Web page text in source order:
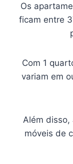
Os
ficam entre
Com 1
variam em
Além disso,
móveis de